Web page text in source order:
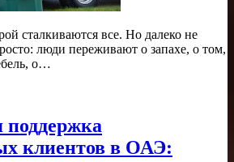
сталкиваются все. Но далеко не
люди переживают о запахе, о том,
о…
клиентов в ОАЭ: